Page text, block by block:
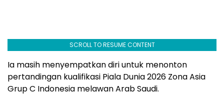
SCROLL TO RESUME CONTENT
Ia masih menyempatkan diri untuk menonton
pertandingan kualifikasi Piala Dunia 2026 Zona Asia
Grup C Indonesia melawan Arab Saudi.